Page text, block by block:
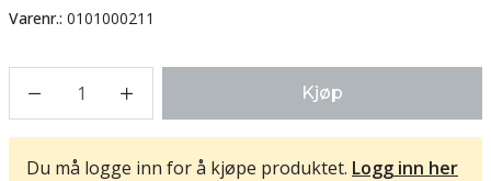
Varenr.: 0101000211
1 Kjøp
Du må logge inn for å kjøpe produktet. Logg inn her